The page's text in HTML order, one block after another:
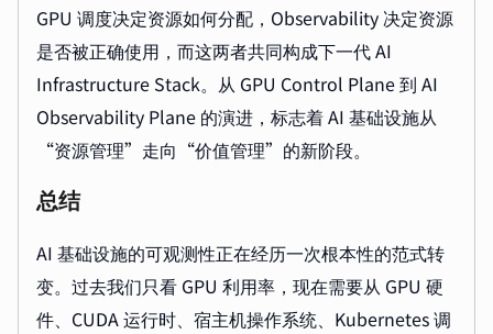
GPU 调度决定资源如何分配，Observability 决定资源
是否被正确使用，而这两者共同构成下一代 AI
Infrastructure Stack。从 GPU Control Plane 到 AI
Observability Plane 的演进，标志着 AI 基础设施从
“资源管理”走向“价值管理”的新阶段。
总结
AI 基础设施的可观测性正在经历一次根本性的范式转
变。过去我们只看 GPU 利用率，现在需要从 GPU 硬
件、CUDA 运行时、宿主机操作系统、Kubernetes 调